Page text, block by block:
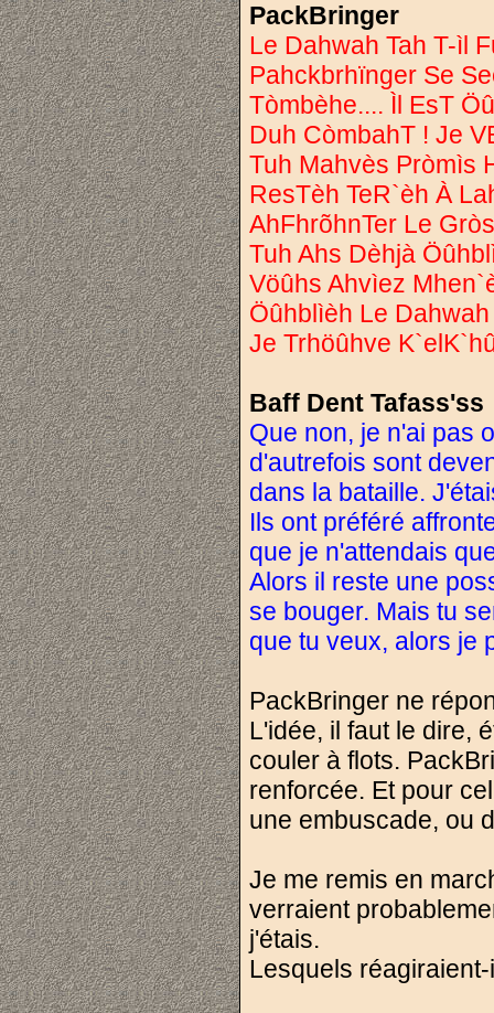
PackBringer
Le Dahwah Tah T-ìl
Pahckbrhïnger Se
Tòmbèhe.... Ìl EsT
Duh CòmbahT ! Je
Tuh Mahvès Pròmìs
ResTèh TeR`èh À
AhFhrõhnTer Le
Tuh Ahs Dèhjà
Vöûhs Ahvìez
Öûhblìèh Le
Je Trhöûhve
Baff Dent Tafass'ss
Que non, je n'ai pas
d'autrefois sont
dans la bataille.
Ils ont préféré
que je n'attendais
Alors il reste une
se bouger. Mais tu
que tu veux, alors je
PackBringer ne
L'idée, il faut le dire,
couler à flots.
renforcée. Et pour
une embuscade, ou
Je me remis en
verraient
j'étais.
Lesquels